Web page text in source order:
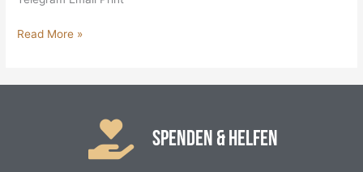
Read More »
SPENDEN & HELFEN